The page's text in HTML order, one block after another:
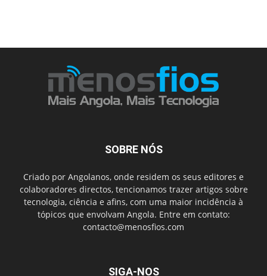
SOBRE NÓS
Criado por Angolanos, onde residem os seus editores e
colaboradores directos, tencionamos trazer artigos sobre
tecnologia, ciência e afins, com uma maior incidência à
tópicos que envolvam Angola. Entre em contato:
contacto@menosfios.com
SIGA-NOS